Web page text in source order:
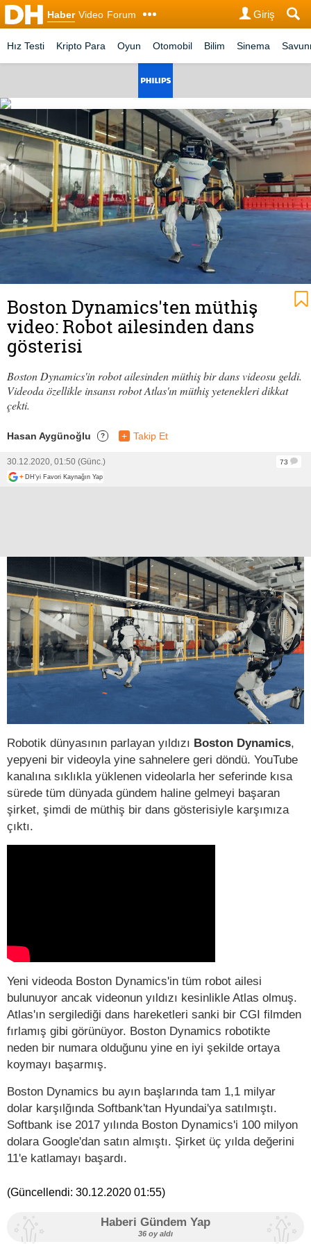
Haber Video Forum Giriş
Hız Testi Kripto Para Oyun Otomobil Bilim Sinema
Boston Dynamics'ten müthiş
video: Robot ailesinden dans
gösterisi
Boston Dynamics'in robot ailesinden müthiş bir dans videosu geldi.
Videoda özellikle insansı robot Atlas'ın müthiş yetenekleri dikkat
çekti.
Hasan Aygünoğlu ? + Takip Et
30.12.2020, 01:50 (Günc.)
73
+ DH'yi Favori Kaynağın Yap
Robotik dünyasının parlayan yıldızı Boston Dynamics,
yepyeni bir videoyla yine sahnelere geri döndü. YouTube
kanalına sıklıkla yüklenen videolarla her seferinde kısa
sürede tüm dünyada gündem haline gelmeyi başaran
şirket, şimdi de müthiş bir dans gösterisiyle karşımıza
çıktı.
Yeni videoda Boston Dynamics'in tüm robot ailesi
bulunuyor ancak videonun yıldızı kesinlikle Atlas olmuş.
Atlas'ın sergilediği dans hareketleri sanki bir CGI filmden
fırlamış gibi görünüyor. Boston Dynamics robotikte
neden bir numara olduğunu yine en iyi şekilde ortaya
koymayı başarmış.
Boston Dynamics bu ayın başlarında tam 1,1 milyar
dolar karşılğında Softbank'tan Hyundai'ya satılmıştı.
Softbank ise 2017 yılında Boston Dynamics'i 100 milyon
dolara Google'dan satın almıştı. Şirket üç yılda değerini
11'e katlamayı başardı.
(Güncellendi: 30.12.2020 01:55)
Haberi Gündem Yap
36 oy aldı